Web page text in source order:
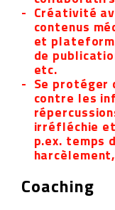
Créativité
contenus
et
de
etc.
Se protéger
contre les
irréfléchie
p.ex. temps
Coaching